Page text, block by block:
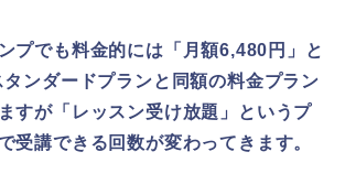
プでも料金的には「月額6,480円」と
タンダードプランと同額の料金プラン
すが「レッスン受け放題」というプ
受講できる回数が変わってきます。